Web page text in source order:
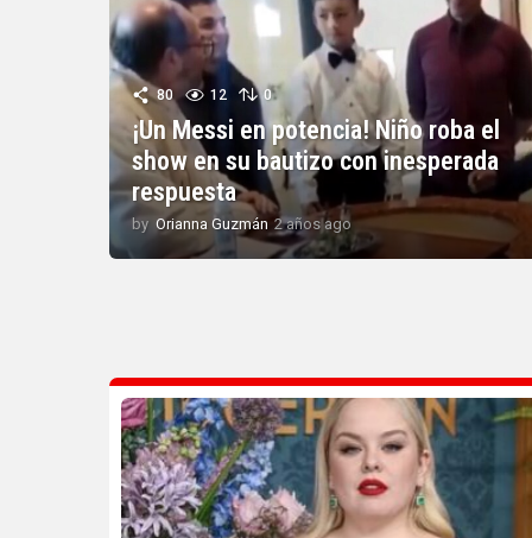
80 12 0
¡Un Messi en potencia! Niño roba el
show en su bautizo con inesperada
respuesta
by Orianna Guzmán 2 años ago 2
a
o